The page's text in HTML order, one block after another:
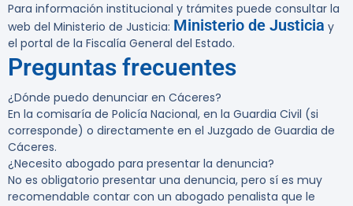
Para información institucional y trámites puede consultar la
web del Ministerio de Justicia: Ministerio de Justicia y
el portal de la Fiscalía General del Estado.
Preguntas frecuentes
¿Dónde puedo denunciar en Cáceres?
En la comisaría de Policía Nacional, en la Guardia Civil (si
corresponde) o directamente en el Juzgado de Guardia de
Cáceres.
¿Necesito abogado para presentar la denuncia?
No es obligatorio presentar una denuncia, pero sí es muy
recomendable contar con un abogado penalista que le